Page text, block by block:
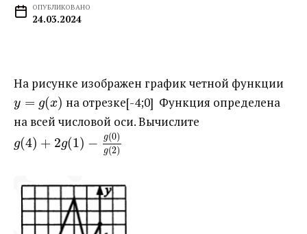
ОПУБЛИКОВАНО
24.03.2024
На рисунке изображен график четной функции ​
y = g(x) ​ на отрезке[-4;0] Функция определена
на всей числовой оси. Вычислите ​
g(4) + 2g(1) − g(0)
g(2)